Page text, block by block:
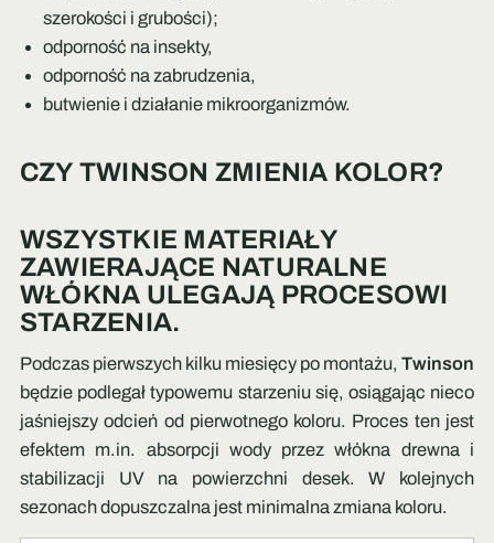
szerokości i grubości);
odporność na insekty,
odporność na zabrudzenia,
butwienie i działanie mikroorganizmów.
CZY TWINSON ZMIENIA KOLOR?
WSZYSTKIE MATERIAŁY
ZAWIERAJĄCE NATURALNE
WŁÓKNA ULEGAJĄ PROCESOWI
STARZENIA.
Podczas pierwszych kilku miesięcy po montażu,Twinson
będzie podlegał typowemu starzeniu się, osiągając nieco
jaśniejszy odcień od pierwotnego koloru. Proces ten jest
efektem m.in. absorpcji wody przez włókna drewna i
stabilizacji UV na powierzchni desek. W kolejnych
sezonach dopuszczalna jest minimalna zmiana koloru.